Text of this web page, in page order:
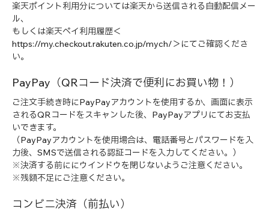
楽天ポイント利用分については楽天から送信される自動配信メー
ル、
もしくは楽天ペイ利用履歴＜
https://my.checkout.rakuten.co.jp/mych/＞にてご確認くださ
い。
PayPay（QRコード決済で便利にお買い物！）
ご注文手続き時にPayPayアカウントを使用するか、画面に表示
されるQRコードをスキャンした後、PayPayアプリにてお支払
いできます。
（PayPayアカウントを使用場合は、電話番号とパスワードを入
力後、SMSで送信される認証コードを入力してください。）
※決済する前ににウインドウを閉じないようご注意ください。
※残額不足にご注意ください。
コンビニ決済（前払い）